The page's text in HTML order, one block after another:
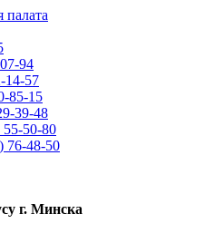
94
14-57
85-15
39-48
50-80
76-48-50
г. Минска